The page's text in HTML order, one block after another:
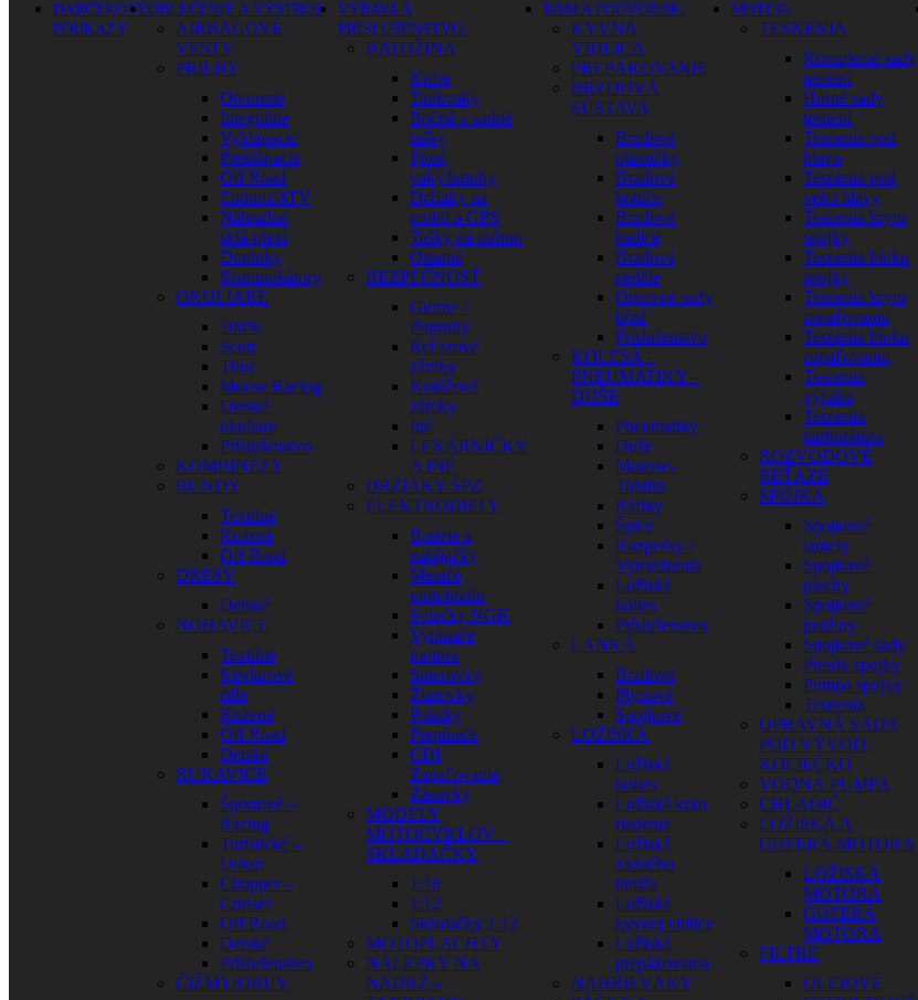
DARČEKOVÉ
POUKAZY
OBLEČENIE A VÝSTROJ
AIRBAGOVÉ
VESTY
PRILBY
Otvorené
Integrálne
Vyklápacie
Preklápacie
Off Road
Enduro/ATV
Náhradné
sklá-plexi
Doplnky
Komunikátory
OKULIARE
100%
Scott
Thor
Moose Racing
Detské
okuliare
Príslušenstvo
KOMBINÉZY
BUNDY
Textilné
Kožené
Off Road
DRESY
Detské
NOHAVICE
Textilné
Kevlarové
rifle
Kožené
Off Road
Detské
RUKAVICE
Športové –
Racing
Turistické –
Urban
Chopper –
Cruiser
Off Road
Detské
Príslušenstvo
ČIŽMY/OBUV
VÝBAVA A
PRÍSLUŠENSTVO
BATOŽINA
Kufre
Tankvaky
Bočné a zadné
tašky
Pitné
vaky/batohy
Držiaky na
mobil a GPS
Tašky na stehno
Ostatné
BEZPEČNOSŤ
Gurtne /
Popruhy
Reťazové
zámky
Kotúčové
zámky
Iné
LEKÁRNIČKY
A INÉ
DRŽIAKY ŠPZ
ELEKTRODIELY
Batérie a
nabíjačky
Merače
motohodín
Sviečky NGK
Vypínače
motora
Smerovky
Žiarovky
Poistky
Prepínače
CDI
Zapaľovanie
Zásuvky
MODELY
MOTOCYKLOV –
SKLADAČKY
1:18
1:12
Skladačky 1:12
MOTOPLACHTY
NÁLEPKY NA
NÁDRŽ –
RÁM A PODVOZOK
KYVNÁ
VIDLICA
PREPÁKOVANIE
BRZDOVÁ
SÚSTAVA
Brzdové
platničky
Brzdové
kotúče
Brzdové
hadice
Brzdové
pedále
Opravné sady
bŕzd
Príslušenstvo
KOLESÁ –
PNEUMATIKY –
DUŠE
Pneumatiky
Duše
Mousse-
Tubliss
Ráfiky
Špice
Rozperky /
Vymedzenia
Ložiská
kolies
Príslušenstvo
LANKÁ
Brzdové
Plynové
Spojkové
LOŽISKÁ
Ložiská
kolies
Ložiská krku
riadenia
Ložiská
zadného
tlmiča
Ložiská
kyvnej vidlice
Ložiská
prepákovania
NAHRIEVÁKY
MOTOR
TESNENIA
Kompletné sady
tesnení
Horné sady
tesnení
Tesnenia pod
hlavu
Tesnenia pod
veko hlavy
Tesnenia krytu
spojky
Tesnenia bloku
spojky
Tesnenia krytu
zapaľovania
Tesnenia bloku
zapaľovania
Tesnenia
výfuku
Tesnenia
karburátora
ROZVODOVÉ
REŤAZE
SPOJKA
Spojkové
lamely
Spojkové
plechy
Spojkové
pružiny
Spojkové sady
Piestik spojky
Pumpa spojky
Tesnenia
OPRAVNÁ SADA
POD VÝVOD.
KOLIEČKO
VODNÁ PUMPA
CHLADIČ
LOŽISKÁ A
GUFERÁ MOTORA
LOŽISKÁ
MOTORA
GUFERÁ
MOTORA
FILTRE
OLEJOVÉ